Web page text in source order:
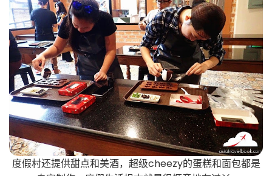
度假村还提供甜点和美酒，超级cheezy的蛋糕和面包都是